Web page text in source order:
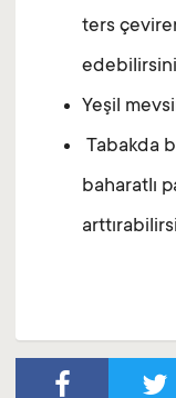
ters
Yeşil
Tabakda
baharatlı